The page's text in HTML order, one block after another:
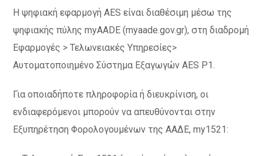
Η ψηφιακή εφαρμογή AES είναι διαθέσιμη μέσω της
ψηφιακής πύλης myAADE (myaade.gov.gr), στη διαδρομή
Εφαρμογές > Τελωνειακές Υπηρεσίες>
Αυτοματοποιημένο Σύστημα Εξαγωγών AES P1.
Για οποιαδήποτε πληροφορία ή διευκρίνιση, οι
ενδιαφερόμενοι μπορούν να απευθύνονται στην
Εξυπηρέτηση Φορολογουμένων της ΑΑΔΕ, my1521: